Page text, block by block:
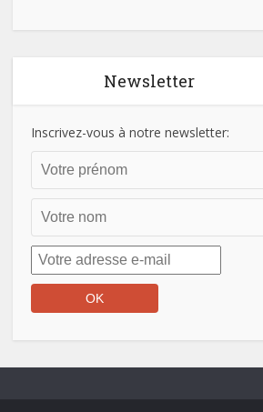
Newsletter
Inscrivez-vous à notre newsletter: